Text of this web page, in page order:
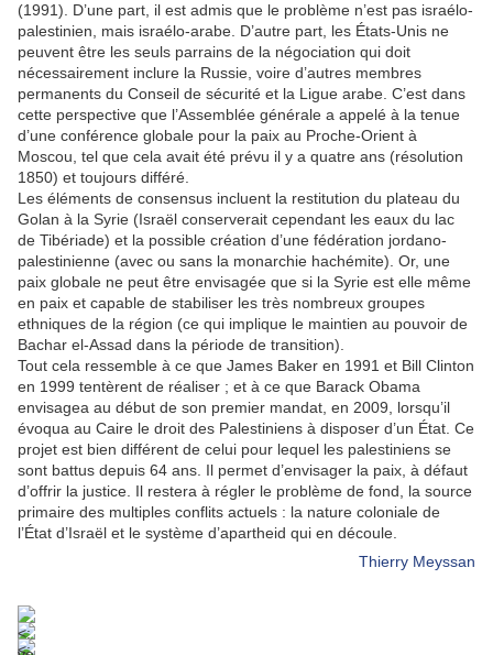
(1991). D’une part, il est admis que le problème n’est pas israélo-
palestinien, mais israélo-arabe. D’autre part, les États-Unis ne
peuvent être les seuls parrains de la négociation qui doit
nécessairement inclure la Russie, voire d’autres membres
permanents du Conseil de sécurité et la Ligue arabe. C’est dans
cette perspective que l’Assemblée générale a appelé à la tenue
d’une conférence globale pour la paix au Proche-Orient à
Moscou, tel que cela avait été prévu il y a quatre ans (résolution
1850) et toujours différé.
Les éléments de consensus incluent la restitution du plateau du
Golan à la Syrie (Israël conserverait cependant les eaux du lac
de Tibériade) et la possible création d’une fédération jordano-
palestinienne (avec ou sans la monarchie hachémite). Or, une
paix globale ne peut être envisagée que si la Syrie est elle même
en paix et capable de stabiliser les très nombreux groupes
ethniques de la région (ce qui implique le maintien au pouvoir de
Bachar el-Assad dans la période de transition).
Tout cela ressemble à ce que James Baker en 1991 et Bill Clinton
en 1999 tentèrent de réaliser ; et à ce que Barack Obama
envisagea au début de son premier mandat, en 2009, lorsqu’il
évoqua au Caire le droit des Palestiniens à disposer d’un État. Ce
projet est bien différent de celui pour lequel les palestiniens se
sont battus depuis 64 ans. Il permet d’envisager la paix, à défaut
d’offrir la justice. Il restera à régler le problème de fond, la source
primaire des multiples conflits actuels : la nature coloniale de
l’État d’Israël et le système d’apartheid qui en découle.
Thierry Meyssan